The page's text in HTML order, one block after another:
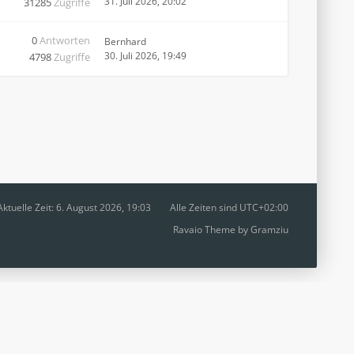
0Antworten
4798Zugriffe
Bernhard
30. Juli 2026, 19:49
Alle Zeiten sind UTC+02:00
Zeit: 6. August 2026, 19:03
Ravaio Theme byGramziu